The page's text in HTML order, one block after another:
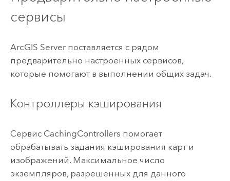
сервисы
ArcGIS Serverпоставляется с рядом
предварительно настроенных сервисов,
которые помогают в выполнении общих задач.
Контроллеры кэширования
Сервис CachingControllers помогает
обрабатывать задания кэширования карт и
изображений. Максимальное число
экземпляров, разрешенных для данного